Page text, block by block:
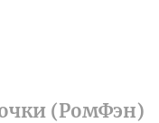
(РомФэн)